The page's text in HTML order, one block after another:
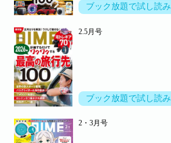
ブック放題で試し読み
2.5月号
ブック放題で試し読み
2・3月号